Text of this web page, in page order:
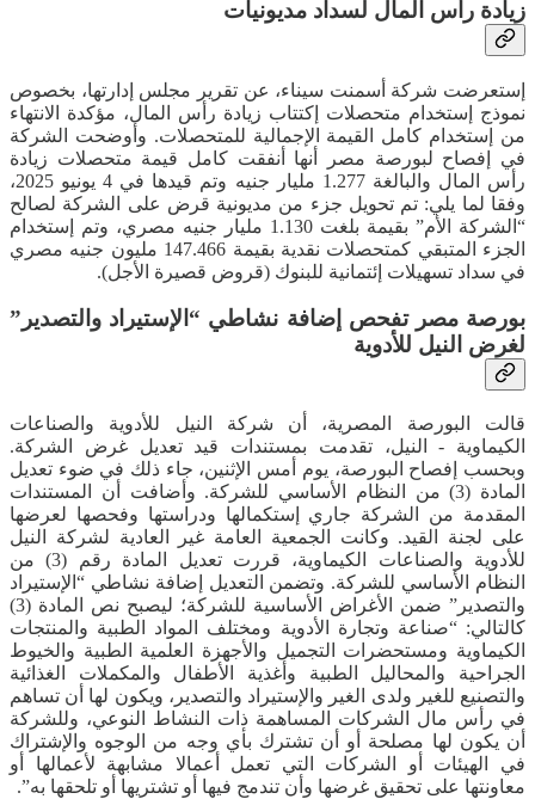
زيادة رأس المال لسداد مديونيات
إستعرضت شركة أسمنت سيناء، عن تقرير مجلس إدارتها، بخصوص
نموذج إستخدام متحصلات إكتتاب زيادة رأس المال، مؤكدة الانتهاء
من إستخدام كامل القيمة الإجمالية للمتحصلات. وأوضحت الشركة
في إفصاح لبورصة مصر أنها أنفقت كامل قيمة متحصلات زيادة
رأس المال والبالغة 1.277 مليار جنيه وتم قيدها في 4 يونيو 2025،
وفقا لما يلي: تم تحويل جزء من مديونية قرض على الشركة لصالح
“الشركة الأم” بقيمة بلغت 1.130 مليار جنيه مصري، وتم إستخدام
الجزء المتبقي كمتحصلات نقدية بقيمة 147.466 مليون جنيه مصري
في سداد تسهيلات إئتمانية للبنوك (قروض قصيرة الأجل).
بورصة مصر تفحص إضافة نشاطي “الإستيراد والتصدير”
لغرض النيل للأدوية
قالت البورصة المصرية، أن شركة النيل للأدوية والصناعات
الكيماوية - النيل، تقدمت بمستندات قيد تعديل غرض الشركة.
وبحسب إفصاح البورصة، يوم أمس الإثنين، جاء ذلك في ضوء تعديل
المادة (3) من النظام الأساسي للشركة. وأضافت أن المستندات
المقدمة من الشركة جاري إستكمالها ودراستها وفحصها لعرضها
على لجنة القيد. وكانت الجمعية العامة غير العادية لشركة النيل
للأدوية والصناعات الكيماوية، قررت تعديل المادة رقم (3) من
النظام الأساسي للشركة. وتضمن التعديل إضافة نشاطي “الإستيراد
والتصدير” ضمن الأغراض الأساسية للشركة؛ ليصبح نص المادة (3)
كالتالي: “صناعة وتجارة الأدوية ومختلف المواد الطبية والمنتجات
الكيماوية ومستحضرات التجميل والأجهزة العلمية الطبية والخيوط
الجراحية والمحاليل الطبية وأغذية الأطفال والمكملات الغذائية
والتصنيع للغير ولدى الغير والإستيراد والتصدير، ويكون لها أن تساهم
في رأس مال الشركات المساهمة ذات النشاط النوعي، وللشركة
أن يكون لها مصلحة أو أن تشترك بأي وجه من الوجوه والإشتراك
في الهيئات أو الشركات التي تعمل أعمالا مشابهة لأعمالها أو
معاونتها على تحقيق غرضها وأن تندمج فيها أو تشتريها أو تلحقها به”.